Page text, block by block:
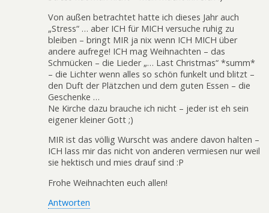
Von außen betrachtet hatte ich dieses Jahr auch
„Stress“ … aber ICH für MICH versuche ruhig zu
bleiben – bringt MIR ja nix wenn ICH MICH über
andere aufrege! ICH mag Weihnachten – das
Schmücken – die Lieder „… Last Christmas“ *summ*
– die Lichter wenn alles so schön funkelt und blitzt –
den Duft der Plätzchen und dem guten Essen – die
Geschenke …
Ne Kirche dazu brauche ich nicht – jeder ist eh sein
eigener kleiner Gott ;)
MIR ist das völlig Wurscht was andere davon halten –
ICH lass mir das nicht von anderen vermiesen nur weil
sie hektisch und mies drauf sind :P
Frohe Weihnachten euch allen!
Antworten